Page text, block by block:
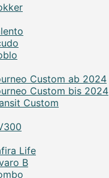
Custom ab 2024
Custom bis 2024
Custom
Life
B